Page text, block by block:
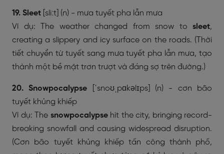
19. Sleet [sliːt] (n) - mưa tuyết pha lẫn mưa
Ví dụ: The weather changed from snow to sleet,
creating a slippery and icy surface on the roads. (Thời
tiết chuyển từ tuyết sang mưa tuyết pha lẫn mưa, tạo
thành một bề mặt trơn trượt và đáng sợ trên đường.)
20. Snowpocalypse [ˈsnoʊˌpɑkəlɪps] (n) - cơn bão
tuyết khủng khiếp
Ví dụ: The snowpocalypsehit the city, bringing record-
breaking snowfall and causing widespread disruption.
(Cơn bão tuyết khủng khiếp tấn công thành phố,